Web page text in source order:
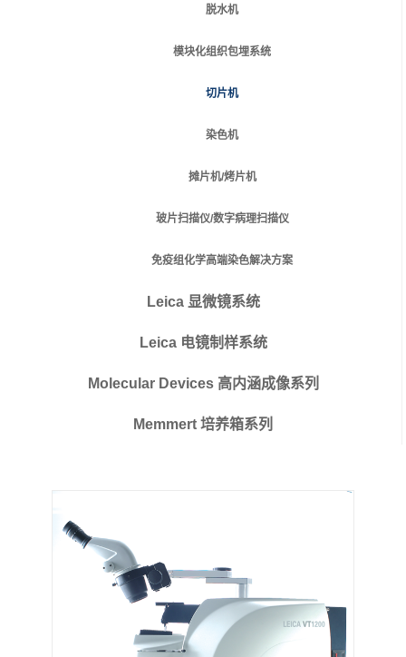
脱水机
模块化组织包埋系统
切片机
染色机
摊片机/烤片机
玻片扫描仪/数字病理扫描仪
免疫组化学高端染色解决方案
Leica 显微镜系统
Leica 电镜制样系统
Molecular Devices 高内涵成像系列
Memmert 培养箱系列